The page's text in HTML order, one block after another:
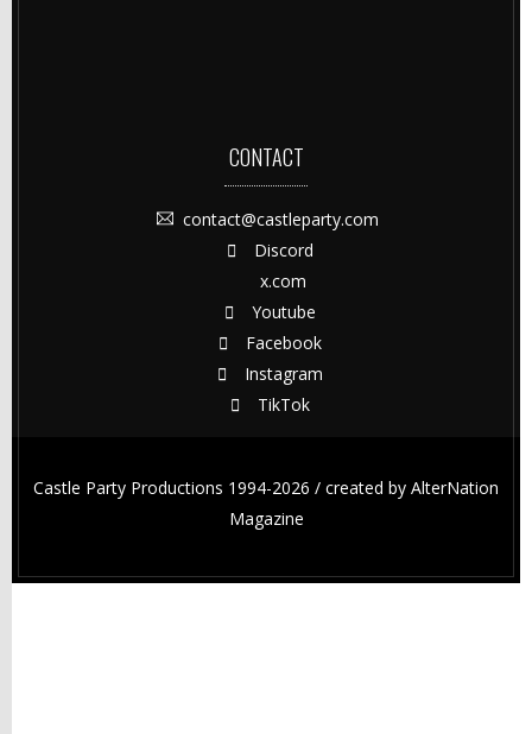
CONTACT
contact@castleparty.com
Discord
x.com
Youtube
Facebook
Instagram
TikTok
Castle Party Productions 1994-2026 / created by AlterNation
Magazine